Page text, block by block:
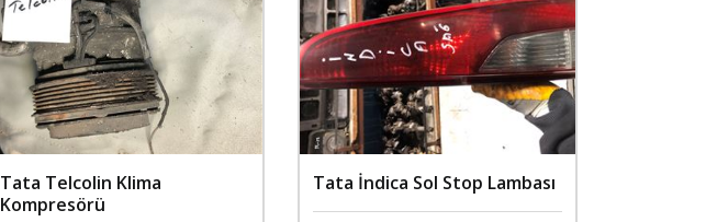
Tata Telcolin Klima
Kompresörü
Tata İndica Sol Stop Lambası